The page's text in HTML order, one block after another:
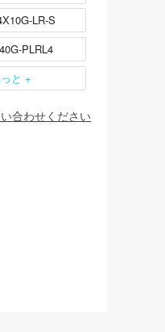
LR-S
PLRL4
と +
合わせください